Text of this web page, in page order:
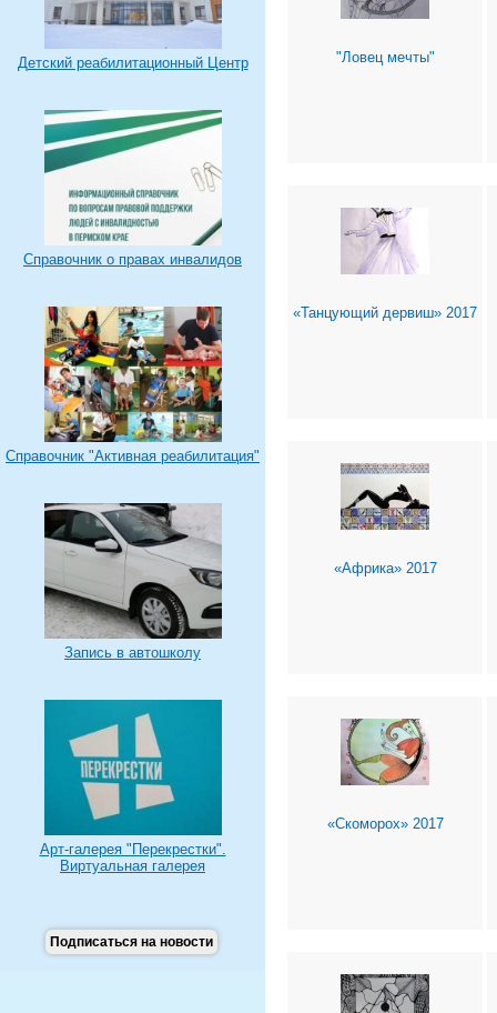
Детский реабилитационный Центр
Справочник о правах инвалидов
Справочник "Активная реабилитация"
Запись в автошколу
Арт-галерея "Перекрестки".
Виртуальная галерея
Подписаться на новости
"Ловец мечты"
«Танцующий дервиш» 2017
«Африка» 2017
«Скоморох» 2017